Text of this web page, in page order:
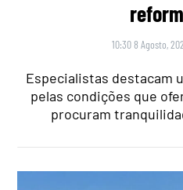
10:30 8 Agosto,
Especialistas destacam
pelas condições que
procuram